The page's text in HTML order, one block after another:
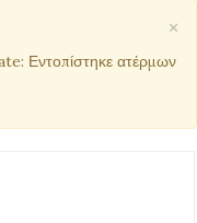
×
Εντοπίστηκε ατέρμων